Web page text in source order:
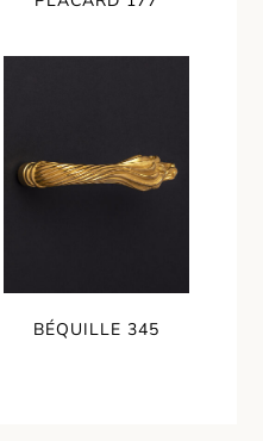
BÉQUILLE 345